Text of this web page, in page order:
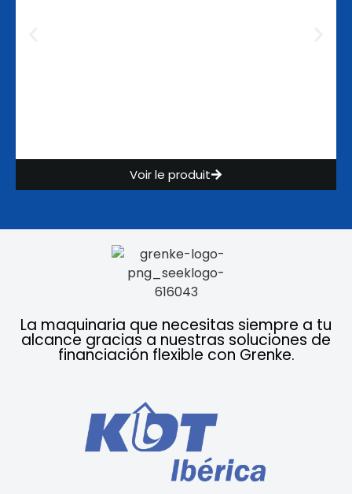
Voir le produit
La maquinaria que necesitas siempre a tu
alcance gracias a nuestras soluciones de
financiación flexible con Grenke.